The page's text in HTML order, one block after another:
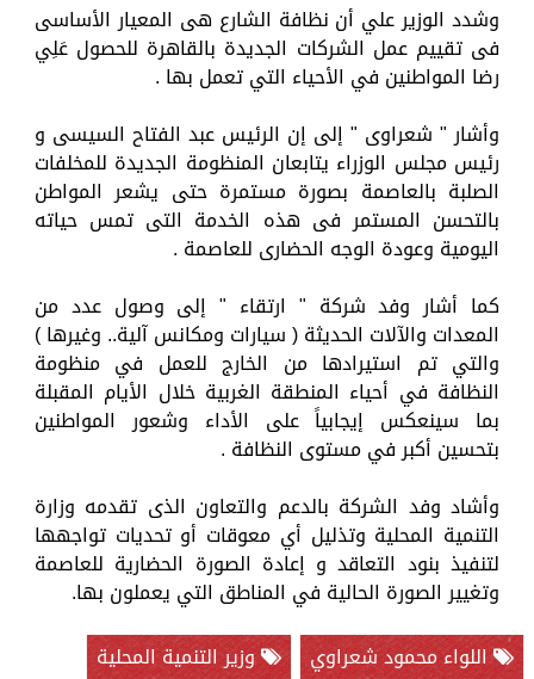
وشدد الوزير علي أن نظافة الشارع هى المعيار الأساسى
فى تقييم عمل الشركات الجديدة بالقاهرة للحصول عَلِي
رضا المواطنين في الأحياء التي تعمل بها .
وأشار " شعراوى " إلى إن الرئيس عبد الفتاح السيسى و
رئيس مجلس الوزراء يتابعان المنظومة الجديدة للمخلفات
الصلبة بالعاصمة بصورة مستمرة حتى يشعر المواطن
بالتحسن المستمر فى هذه الخدمة التى تمس حياته
اليومية وعودة الوجه الحضارى للعاصمة .
كما أشار وفد شركة " ارتقاء " إلى وصول عدد من
المعدات والآلات الحديثة ( سيارات ومكانس آلية.. وغيرها )
والتي تم استيرادها من الخارج للعمل في منظومة
النظافة في أحياء المنطقة الغربية خلال الأيام المقبلة
بما سينعكس إيجابياً على الأداء وشعور المواطنين
بتحسين أكبر في مستوى النظافة .
وأشاد وفد الشركة بالدعم والتعاون الذى تقدمه وزارة
التنمية المحلية وتذليل أي معوقات أو تحديات تواجهها
لتنفيذ بنود التعاقد و إعادة الصورة الحضارية للعاصمة
وتغيير الصورة الحالية في المناطق التي يعملون بها.
اللواء محمود شعراوي
وزير التنمية المحلية